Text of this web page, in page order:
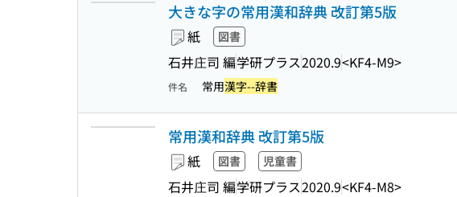
大きな字の常用漢和辞典 改訂第5版
紙 図書
石井庄司 編学研プラス2020.9<KF4-M9>
件名 常用漢字--辞書
常用漢和辞典 改訂第5版
紙 図書 児童書
石井庄司 編学研プラス2020.9<KF4-M8>